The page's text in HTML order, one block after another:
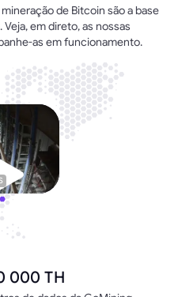
de Bitcoin são a base
em direto, as nossas
as em funcionamento.
000 TH